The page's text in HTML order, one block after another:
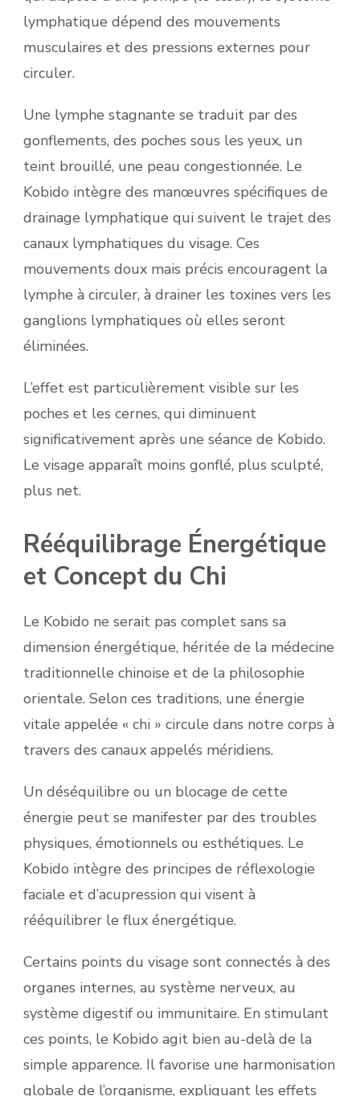
lymphatique dépend des mouvements
musculaires et des pressions externes pour
circuler.
Une lymphe stagnante se traduit par des
gonflements, des poches sous les yeux, un
teint brouillé, une peau congestionnée. Le
Kobido intègre des manœuvres spécifiques de
drainage lymphatique qui suivent le trajet des
canaux lymphatiques du visage. Ces
mouvements doux mais précis encouragent la
lymphe à circuler, à drainer les toxines vers les
ganglions lymphatiques où elles seront
éliminées.
L’effet est particulièrement visible sur les
poches et les cernes, qui diminuent
significativement après une séance de Kobido.
Le visage apparaît moins gonflé, plus sculpté,
plus net.
Rééquilibrage Énergétique
et Concept du Chi
Le Kobido ne serait pas complet sans sa
dimension énergétique, héritée de la médecine
traditionnelle chinoise et de la philosophie
orientale. Selon ces traditions, une énergie
vitale appelée « chi » circule dans notre corps à
travers des canaux appelés méridiens.
Un déséquilibre ou un blocage de cette
énergie peut se manifester par des troubles
physiques, émotionnels ou esthétiques. Le
Kobido intègre des principes de réflexologie
faciale et d’acupression qui visent à
rééquilibrer le flux énergétique.
Certains points du visage sont connectés à des
organes internes, au système nerveux, au
système digestif ou immunitaire. En stimulant
ces points, le Kobido agit bien au-delà de la
simple apparence. Il favorise une harmonisation
globale de l’organisme, expliquant les effets